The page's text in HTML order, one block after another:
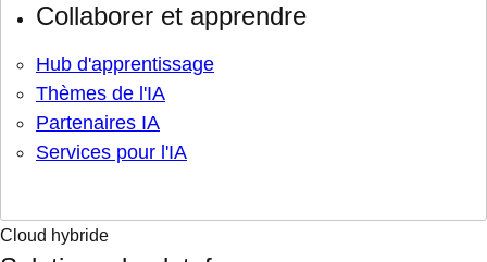
Collaborer et apprendre
Hub d'apprentissage
Thèmes de l'IA
Partenaires IA
Services pour l'IA
Cloud hybride